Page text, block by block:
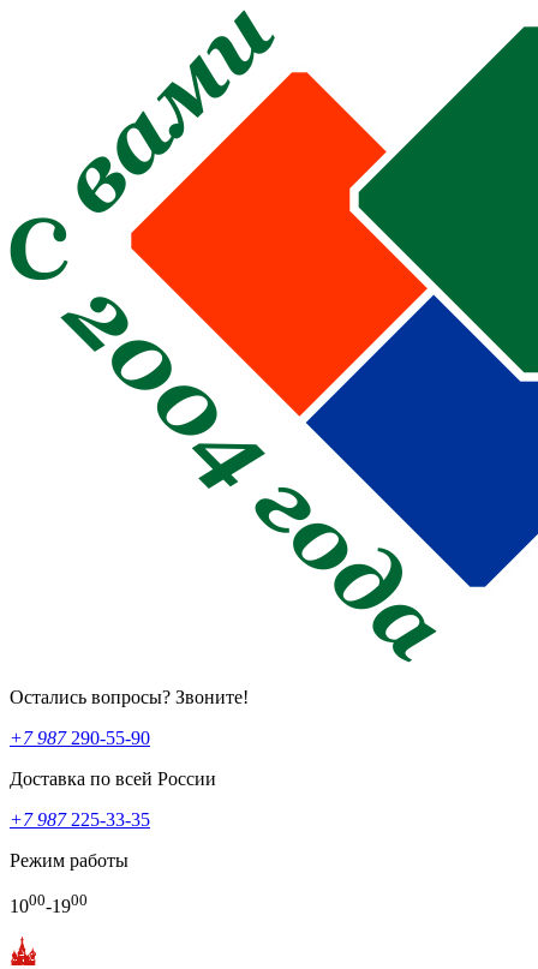
Остались вопросы? Звоните!
+7 987290-55-90
Доставка по всей России
+7 987225-33-35
Режим работы
1000-1900